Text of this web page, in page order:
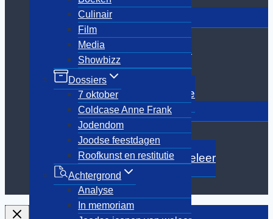
Culinair
Film
Media
Showbizz
Dossiers
7 oktober
Coldcase Anne Frank
Jodendom
Joodse feestdagen
Roofkunst en restitutie
Achtergrond
Analyse
In memoriam
Dossiers submenu
7 oktober
Coldcase Anne Frank
Jodendom
Joodse feestdagen
Roofkunst en restitutie
Achtergrond
Toggle
submenu
Analyse
In memoriam
Joodse iconen van weleer
Joods Den Haag
Reizen